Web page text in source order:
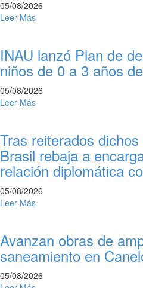
05/08/2026
Leer Más
INAU lanzó Plan de
niños de 0 a 3 años
05/08/2026
Leer Más
Tras reiterados
Brasil rebaja a
relación diplomática
05/08/2026
Leer Más
Avanzan obras de
saneamiento en
05/08/2026